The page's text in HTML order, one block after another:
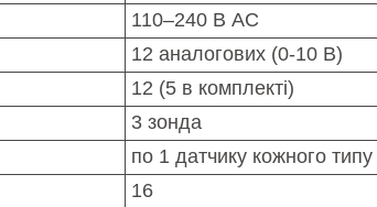
110–240 В AC
12 аналогових (0-10 В)
12 (5 в комплекті)
3 зонда
по 1 датчику кожного типу
16